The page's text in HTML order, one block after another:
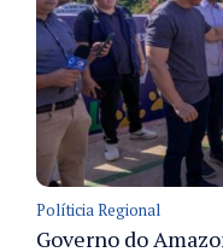
Políticia Regional